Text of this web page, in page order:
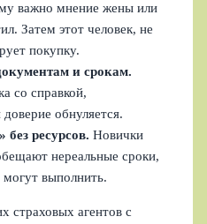
важно мнение жены или
Затем этот человек, не
покупку.
и срокам.
со справкой,
обнуляется.
ресурсов. Новички
нереальные сроки,
выполнить.
страховых агентов с